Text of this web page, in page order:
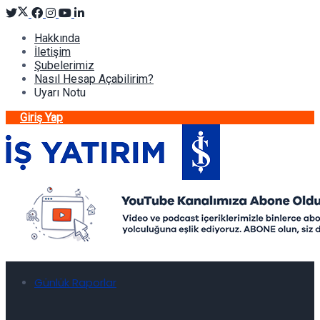
Hakkında
İletişim
Şubelerimiz
Nasıl Hesap Açabilirim?
Uyarı Notu
Giriş Yap
Günlük Raporlar